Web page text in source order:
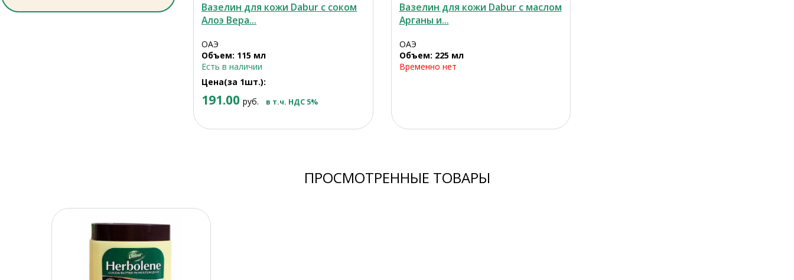
Вазелин для кожи Dabur с соком
Алоэ Вера...
ОАЭ
Объем: 115 мл
Есть в наличии
Цена(за 1шт.):
191.00 руб. в т.ч. НДС 5%
Вазелин для кожи Dabur с маслом
Арганы и...
ОАЭ
Объем: 225 мл
Временно нет
ПРОСМОТРЕННЫЕ ТОВАРЫ